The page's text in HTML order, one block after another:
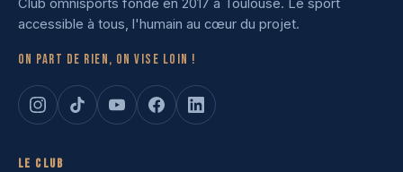
Club omnisports fondé en 2017 à Toulouse. Le sport
accessible à tous, l'humain au cœur du projet.
On part de rien, on vise loin !
Le club